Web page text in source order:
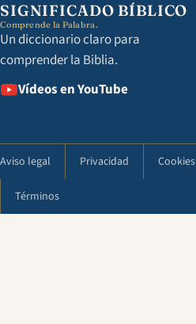
SIGNIFICADO BÍBLICO
Comprende la Palabra.
Un diccionario claro para
comprender la Biblia.
Vídeos en YouTube
Aviso legal Privacidad Cookies
Términos